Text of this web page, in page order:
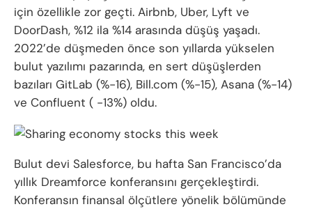
için özellikle zor geçti. Airbnb, Uber, Lyft ve
DoorDash, %12 ila %14 arasında düşüş yaşadı.
2022’de düşmeden önce son yıllarda yükselen
bulut yazılımı pazarında, en sert düşüşlerden
bazıları GitLab (%-16), Bill.com (%-15), Asana (%-14)
ve Confluent ( -13%) oldu.
Bulut devi Salesforce, bu hafta San Francisco’da
yıllık Dreamforce konferansını gerçekleştirdi.
Konferansın finansal ölçütlere yönelik bölümünde